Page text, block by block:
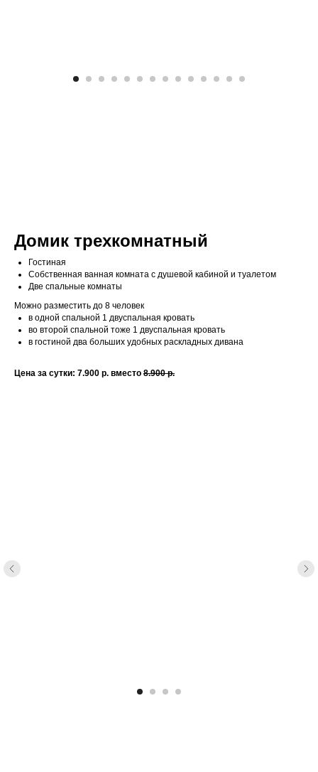
Домик трехкомнатный
Гостиная
Собственная ванная комната с душевой кабиной и туалетом
Две спальные комнаты
Можно разместить до 8 человек
в одной спальной 1 двуспальная кровать
во второй спальной тоже 1 двуспальная кровать
в гостиной два больших удобных раскладных дивана
Цена за сутки: 7.900 р. вместо 8.900 р.